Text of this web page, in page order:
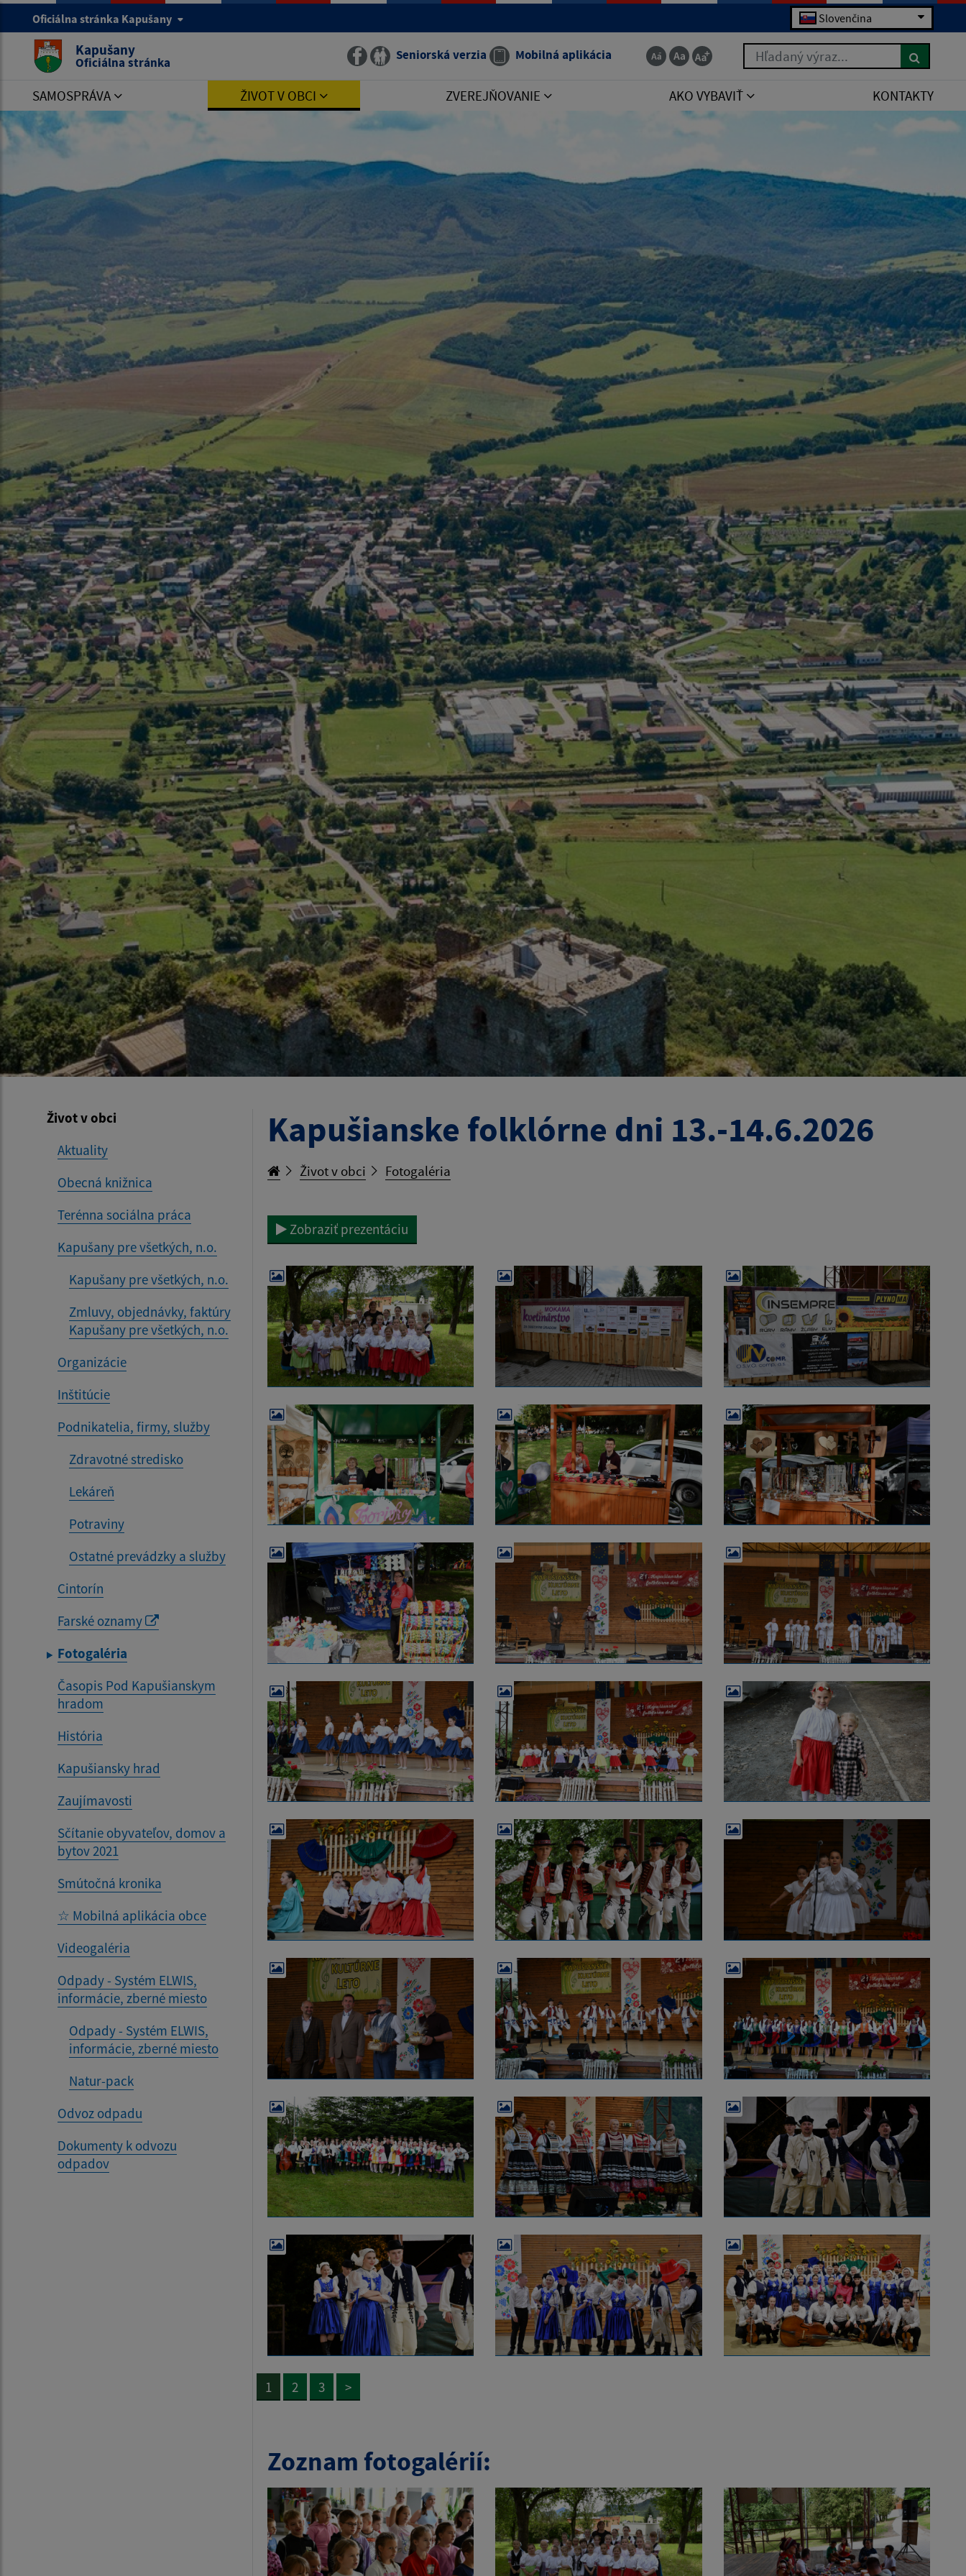
Oficiálna stránka Kapušany Slovenčina
Kapušany
Oficiálna stránka Seniorská verzia Mobilná aplikácia Hľadaný výraz...
SAMOSPRÁVA ŽIVOT V OBCI ZVEREJŇOVANIE AKO VYBAVIŤ KONTAKTY
Život v obci
Aktuality
Obecná knižnica
Terénna sociálna práca
Kapušany pre všetkých, n.o.
Kapušany pre všetkých, n.o.
Zmluvy, objednávky, faktúry
Kapušany pre všetkých, n.o.
Organizácie
Inštitúcie
Podnikatelia, firmy, služby
Zdravotné stredisko
Lekáreň
Potraviny
Ostatné prevádzky a služby
Cintorín
Farské oznamy
Fotogaléria
Časopis Pod Kapušianskym
hradom
História
Kapušiansky hrad
Zaujímavosti
Sčítanie obyvateľov, domov a
bytov 2021
Smútočná kronika
☆ Mobilná aplikácia obce
Videogaléria
Odpady - Systém ELWIS,
informácie, zberné miesto
Odpady - Systém ELWIS,
informácie, zberné miesto
Natur-pack
Odvoz odpadu
Dokumenty k odvozu
odpadov
Kapušianske folklórne dni 13.-14.6.2026
Život v obci Fotogaléria
Zobraziť prezentáciu
1 2 3 >
Zoznam fotogalérií: